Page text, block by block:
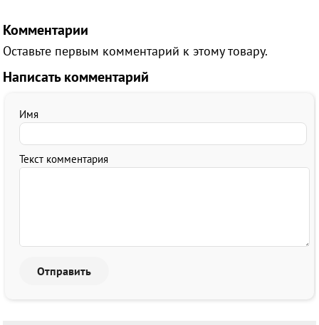
Комментарии
Оставьте первым комментарий к этому товару.
Написать комментарий
Имя
Текст комментария